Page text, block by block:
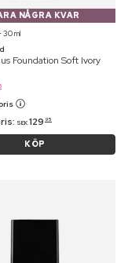
NÅGRA KVAR
30 ml
Foundation Soft Ivory
SEK 129 95
KÖP